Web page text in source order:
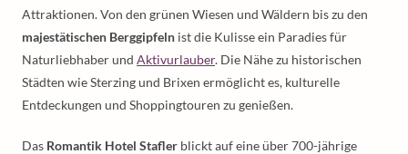
Attraktionen. Von den grünen Wiesen und Wäldern bis zu den
majestätischen Berggipfeln ist die Kulisse ein Paradies für
Naturliebhaber und Aktivurlauber. Die Nähe zu historischen
Städten wie Sterzing und Brixen ermöglicht es, kulturelle
Entdeckungen und Shoppingtouren zu genießen.
Das Romantik Hotel Stafler blickt auf eine über 700-jährige